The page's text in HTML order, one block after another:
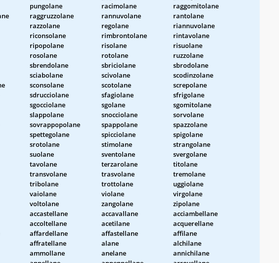
pungolane racimolane
raggomitolane
raggruzzolane rannuvolane
rantolane
razzolane regolane
riannuvolane
riconsolane rimbrontolane
rintavolane
ripopolane risolane
risuolane
rosolane rotolane
ruzzolane
sbrendolane sbriciolane
sbrodolane
sciabolane scivolane
scodinzolane
sconsolane scotolane
screpolane
sdrucciolane sfagiolane
sfrigolane
sgocciolane sgolane
sgomitolane
slappolane snocciolane
sorvolane
sovrappopolane spappolane
spazzolane
spettegolane spicciolane
spigolane
srotolane stimolane
strangolane
suolane sventolane
svergolane
tavolane terzarolane
titolane
transvolane trasvolane
tremolane
tribolane trottolane
uggiolane
vaiolane violane
virgolane
voltolane zangolane
zipolane
accastellane accavallane
acciambellane
accoltellane acetilane
acquerellane
affardellane affastellane
affilane
affratellane alane
alchilane
ammollane anelane
annichilane